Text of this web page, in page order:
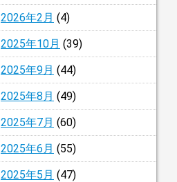
2026年2月 (4)
2025年10月 (39)
2025年9月 (44)
2025年8月 (49)
2025年7月 (60)
2025年6月 (55)
2025年5月 (47)